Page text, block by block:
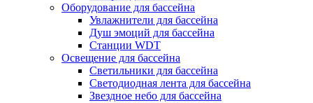
Оборудование для бассейна
Увлажнители для бассейна
Душ эмоций для бассейна
Станции WDT
Освещение для бассейна
Светильники для бассейна
Светодиодная лента для бассейна
Звездное небо для бассейна